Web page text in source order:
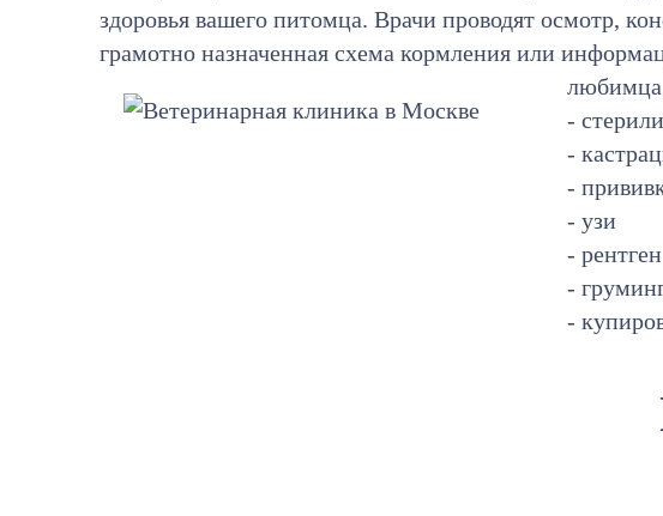
здоровья вашего питомца. Врачи проводят осмотр,
грамотно назначенная схема кормления или
-
-
-
- узи
- рентген
-
-